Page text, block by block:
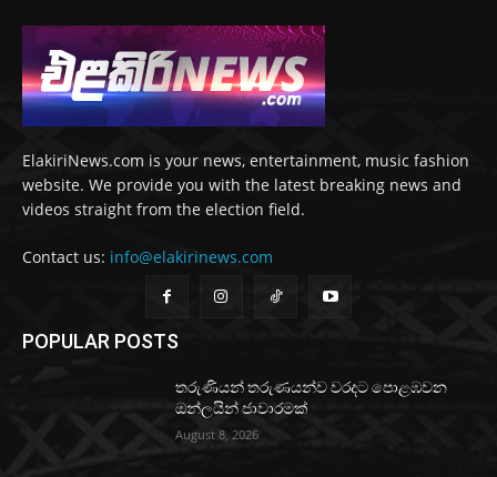
ElakiriNews.com is your news, entertainment, music fashion
website. We provide you with the latest breaking news and
videos straight from the election field.
Contact us: info@elakirinews.com
POPULAR POSTS
තරුණියන් තරුණයන්ව වරදට පොළඹවන
ඔන්ලයින් ජාවාරමක්
August 8, 2026